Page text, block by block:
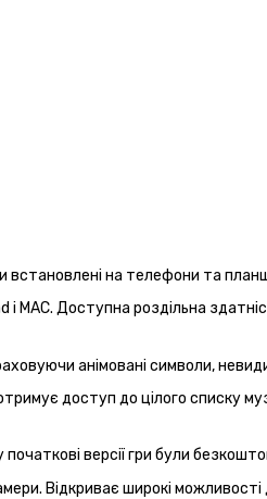
встановлені на телефони та
MAC. Доступна роздільна
анімовані символи,
доступ до цілого списку
версії гри були
Відкриває широкі